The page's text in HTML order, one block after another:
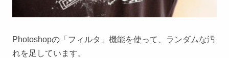
Photoshopの「フィルタ」機能を使って、ランダムな汚
れを足しています。